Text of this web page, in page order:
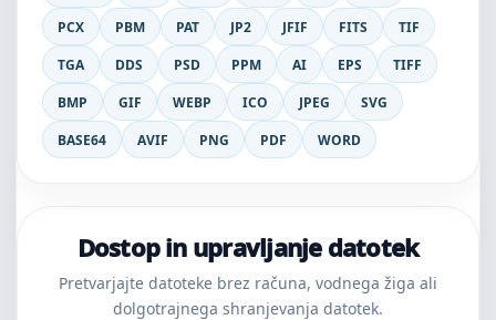
PCX
PBM PAT JP2 JFIF FITS
TIF
TGA
DDS PSD PPM AI EPS
TIFF
BMP
GIF WEBP ICO JPEG
SVG
BASE64
AVIF PNG PDF WORD
Dostop in upravljanje datotek
Pretvarjajte datoteke brez računa, vodnega žiga ali
dolgotrajnega shranjevanja datotek.